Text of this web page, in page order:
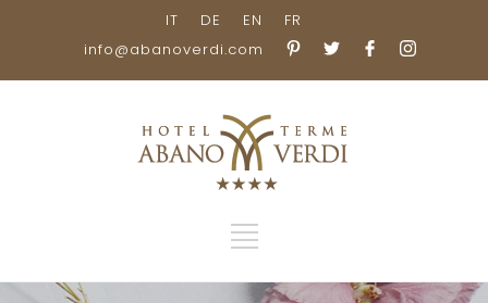
IT DE EN
FR
info@abanoverdi.com